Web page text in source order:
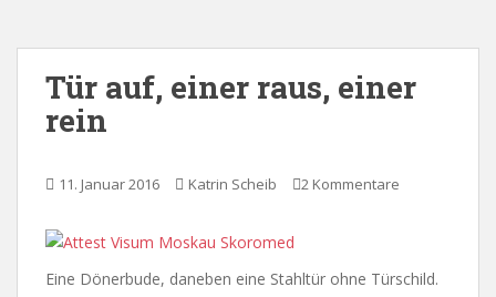
Tür auf, einer raus, einer
rein
11. Januar 2016 Katrin Scheib 2 Kommentare
Eine Dönerbude, daneben eine Stahltür ohne Türschild.